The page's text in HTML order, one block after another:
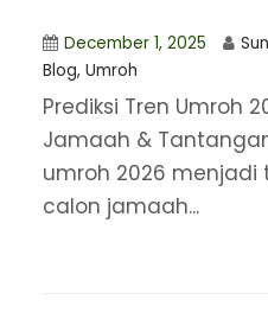
December 1, 2025
Blog, Umroh
Prediksi Tren Umroh
Jamaah &
umroh 2026 menjadi
calon jamaah...